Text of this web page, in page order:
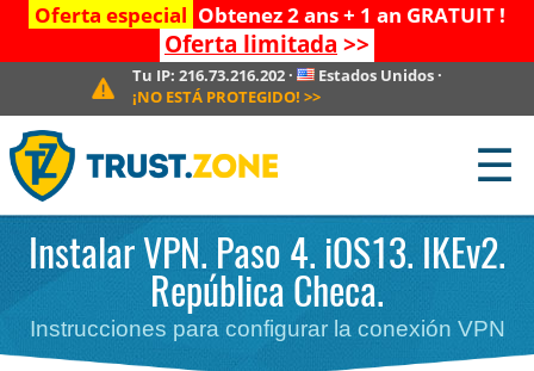
Oferta especial Obtenez 2 ans + 1 an GRATUIT !
Oferta limitada >>
Tu IP: 216.73.216.202· Estados Unidos ·
¡NO ESTÁ PROTEGIDO! >>
☰
Instalar VPN. Paso 4. iOS13. IKEv2.
República Checa.
Instrucciones para configurar la conexión VPN